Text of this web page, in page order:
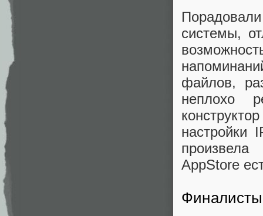
системы,
файлов,
неплохо
настройки
AppStore
Финалисты